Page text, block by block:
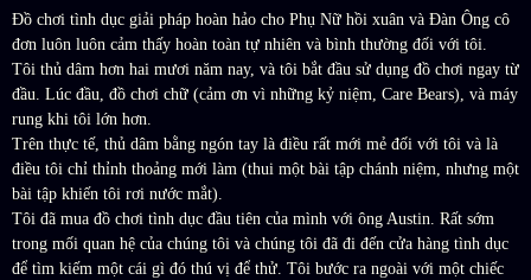
Đồ chơi tình dục giải pháp hoàn hảo cho Phụ Nữ hồi xuân và Đàn Ông cô
đơn luôn luôn cảm thấy hoàn toàn tự nhiên và bình thường đối với tôi.
Tôi thủ dâm hơn hai mươi năm nay, và tôi bắt đầu sử dụng đồ chơi ngay từ
đầu. Lúc đầu, đồ chơi chữ (cảm ơn vì những kỷ niệm, Care Bears), và máy
rung khi tôi lớn hơn.
Trên thực tế, thủ dâm bằng ngón tay là điều rất mới mẻ đối với tôi và là
điều tôi chỉ thỉnh thoảng mới làm (thui một bài tập chánh niệm, nhưng một
bài tập khiến tôi rơi nước mắt).
Tôi đã mua đồ chơi tình dục đầu tiên của mình với ông Austin. Rất sớm
trong mối quan hệ của chúng tôi và chúng tôi đã đi đến cửa hàng tình dục
để tìm kiếm một cái gì đó thú vị để thử. Tôi bước ra ngoài với một chiếc